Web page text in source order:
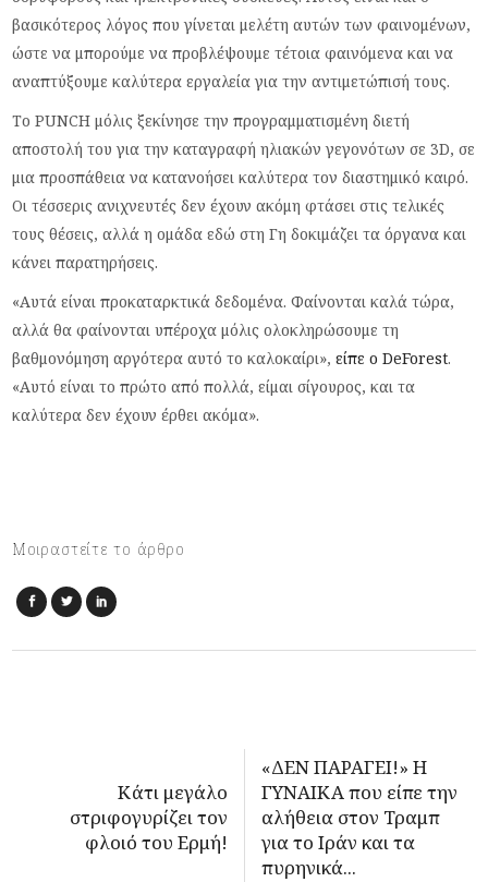
βασικότερος λόγος που γίνεται μελέτη αυτών των φαινομένων,
ώστε να μπορούμε να προβλέψουμε τέτοια φαινόμενα και να
αναπτύξουμε καλύτερα εργαλεία για την αντιμετώπισή τους.
Το PUNCH μόλις ξεκίνησε την προγραμματισμένη διετή
αποστολή του για την καταγραφή ηλιακών γεγονότων σε 3D, σε
μια προσπάθεια να κατανοήσει καλύτερα τον διαστημικό καιρό.
Οι τέσσερις ανιχνευτές δεν έχουν ακόμη φτάσει στις τελικές
τους θέσεις, αλλά η ομάδα εδώ στη Γη δοκιμάζει τα όργανα και
κάνει παρατηρήσεις.
«Αυτά είναι προκαταρκτικά δεδομένα. Φαίνονται καλά τώρα,
αλλά θα φαίνονται υπέροχα μόλις ολοκληρώσουμε τη
βαθμονόμηση αργότερα αυτό το καλοκαίρι»,είπε ο DeForest.
«Αυτό είναι το πρώτο από πολλά, είμαι σίγουρος, και τα
καλύτερα δεν έχουν έρθει ακόμα».
Μοιραστείτε το άρθρο
Κάτι μεγάλο
στριφογυρίζει τον
φλοιό του Ερμή!
«ΔΕΝ ΠΑΡΑΓΕΙ!» H
ΓΥΝΑΙΚΑ που είπε την
αλήθεια στον Τραμπ
για το Ιράν και τα
πυρηνικά...